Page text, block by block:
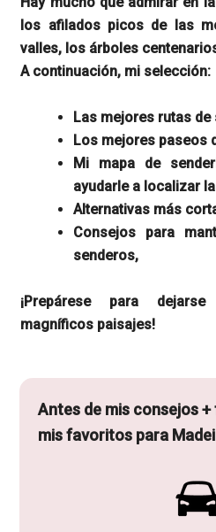
los afilados picos de las
valles, los árboles
A continuación, mi selección:
Las mejores rutas
Los mejores paseos
Mi mapa de
ayudarle a localizar
Alternativas más
Consejos para
senderos,
¡Prepárese para
magníficos paisajes!
Antes de mis consejos
mis favoritos para